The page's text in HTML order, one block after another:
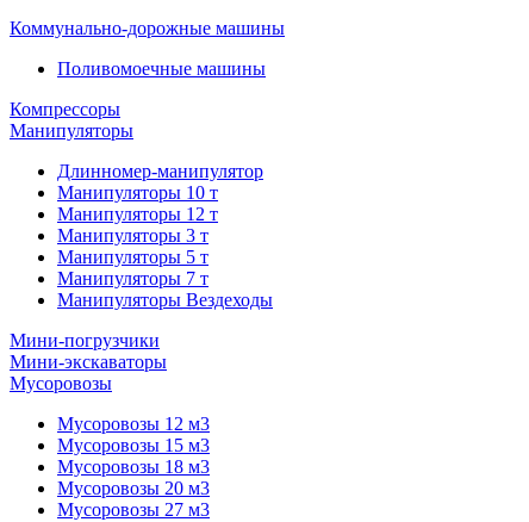
Коммунально-дорожные машины
Поливомоечные машины
Компрессоры
Манипуляторы
Длинномер-манипулятор
Манипуляторы 10 т
Манипуляторы 12 т
Манипуляторы 3 т
Манипуляторы 5 т
Манипуляторы 7 т
Манипуляторы Вездеходы
Мини-погрузчики
Мини-экскаваторы
Мусоровозы
Мусоровозы 12 м3
Мусоровозы 15 м3
Мусоровозы 18 м3
Мусоровозы 20 м3
Мусоровозы 27 м3